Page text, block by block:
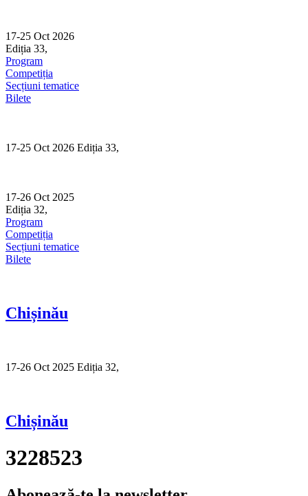
content
17-25 Oct 2026
Ediția 33,
Program
Competiția
Secțiuni tematice
Bilete
17-25 Oct 2026 Ediția 33,
17-26 Oct 2025
Ediția 32,
Program
Competiția
Secțiuni tematice
Bilete
Chișinău
17-26 Oct 2025 Ediția 32,
Chișinău
3228523